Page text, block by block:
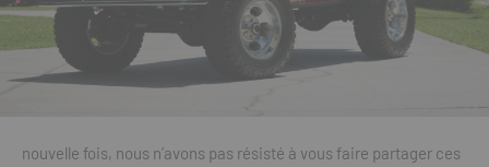
nouvelle fois, nous n’avons pas résisté à vous faire partager ces